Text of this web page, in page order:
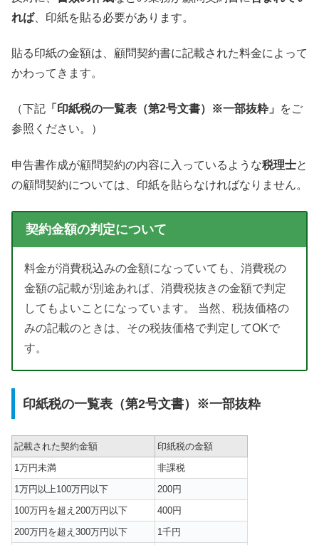
れば、印紙を貼る必要があります。
貼る印紙の金額は、顧問契約書に記載された料金によって
かわってきます。
（下記 「印紙税の一覧表（第2号文書）※一部抜粋」
をご
参照ください。）
申告書作成が顧問契約の内容に入っているような税理士と
の顧問契約については、印紙を貼らなければなりません。
契約金額の判定について
料金が消費税込みの金額になっていても、消費税の
金額の記載が別途あれば、消費税抜きの金額で判定
してもよいことになっています。 当然、税抜価格の
みの記載のときは、その税抜価格で判定してOKで
す。
印紙税の一覧表（第2号文書）※一部抜粋
記載された契約金額
印紙税の金額
1万円未満
非課税
1万円以上100万円以下
200円
100万円を超え200万円以下
400円
200万円を超え300万円以下
1千円